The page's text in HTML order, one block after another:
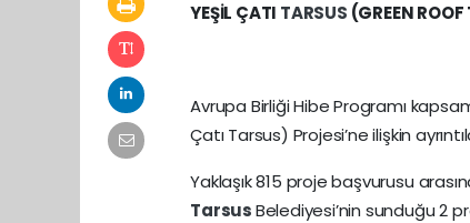
YEŞİL ÇATI TARSUS (GREEN
Avrupa Birliği Hibe Programı
Çatı Tarsus) Projesi’ne ilişkin
Yaklaşık 815 proje başvurusu
TarsusBelediyesi’nin sunduğu 2